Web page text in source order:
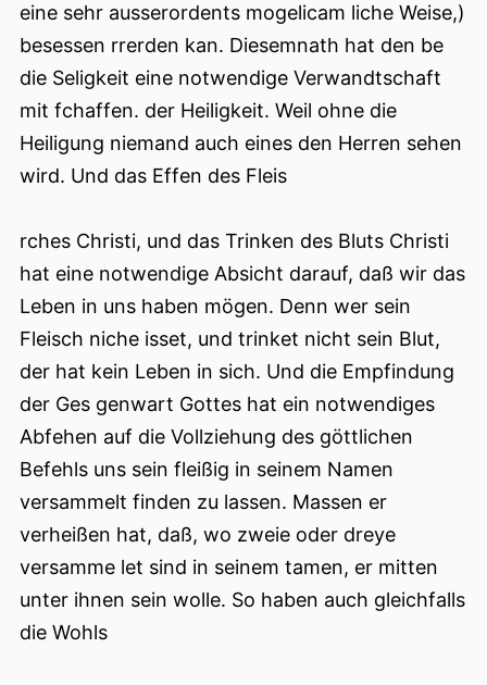
eine sehr ausserordents mogelicam liche Weise,)
besessen rrerden kan. Diesemnath hat den be
die Seligkeit eine notwendige Verwandtschaft
mit fchaffen. der Heiligkeit. Weil ohne die
Heiligung niemand auch eines den Herren sehen
wird. Und das Effen des Fleis
rches Christi, und das Trinken des Bluts Christi
hat eine notwendige Absicht darauf, daß wir das
Leben in uns haben mögen. Denn wer sein
Fleisch niche isset, und trinket nicht sein Blut,
der hat kein Leben in sich. Und die Empfindung
der Ges genwart Gottes hat ein notwendiges
Abfehen auf die Vollziehung des göttlichen
Befehls uns sein fleißig in seinem Namen
versammelt finden zu lassen. Massen er
verheißen hat, daß, wo zweie oder dreye
versamme let sind in seinem tamen, er mitten
unter ihnen sein wolle. So haben auch gleichfalls
die Wohls